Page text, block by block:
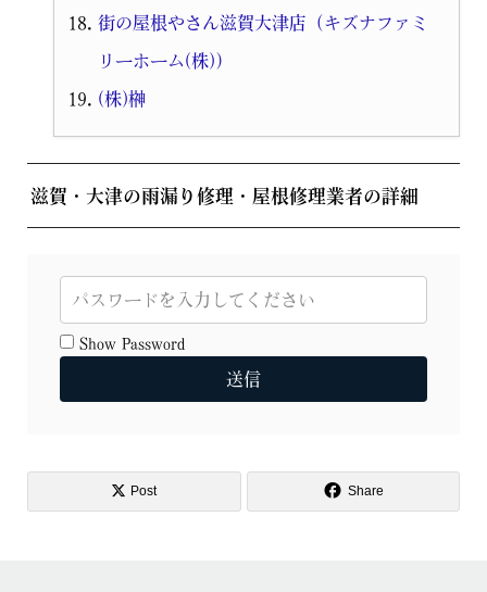
街の屋根やさん滋賀大津店（キズナファミ
リーホーム(株)）
(株)榊
滋賀・大津の雨漏り修理・屋根修理業者の詳細
Show Password
送信
Post Share